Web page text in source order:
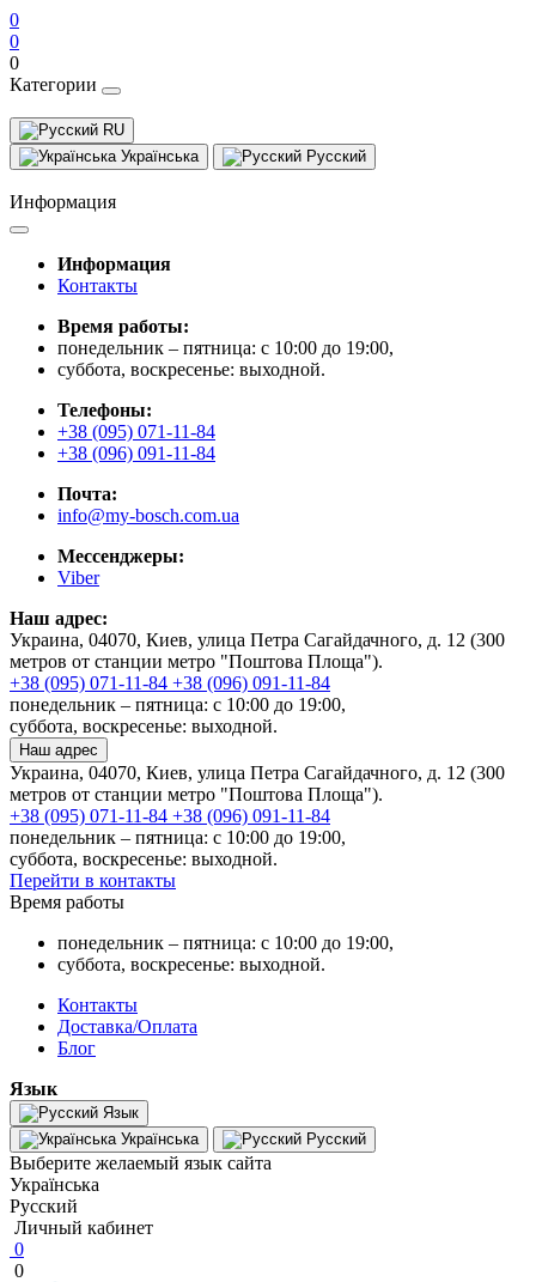
0
0
0
Категории
RU
Українська
Русский
Информация
Информация
Контакты
Время работы:
понедельник – пятница: с 10:00 до 19:00,
суббота, воскресенье: выходной.
Телефоны:
+38 (095) 071-11-84
+38 (096) 091-11-84
Почта:
info@my-bosch.com.ua
Мессенджеры:
Viber
Наш адрес:
Украина, 04070, Киев, улица Петра Сагайдачного, д. 12 (300
метров от станции метро "Поштова Площа").
+38 (095) 071-11-84 +38 (096) 091-11-84
понедельник – пятница: с 10:00 до 19:00,
суббота, воскресенье: выходной.
Наш адрес
Украина, 04070, Киев, улица Петра Сагайдачного, д. 12 (300
метров от станции метро "Поштова Площа").
+38 (095) 071-11-84 +38 (096) 091-11-84
понедельник – пятница: с 10:00 до 19:00,
суббота, воскресенье: выходной.
Перейти в контакты
Время работы
понедельник – пятница: с 10:00 до 19:00,
суббота, воскресенье: выходной.
Контакты
Доставка/Оплата
Блог
Язык
Язык
Українська
Русский
Выберите желаемый язык сайта
Українська
Русский
Личный кабинет
0
0